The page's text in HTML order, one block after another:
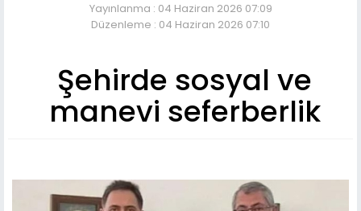
Yayınlanma : 04 Haziran 2026 07:09
Düzenleme : 04 Haziran 2026 07:10
Şehirde sosyal ve
manevi seferberlik